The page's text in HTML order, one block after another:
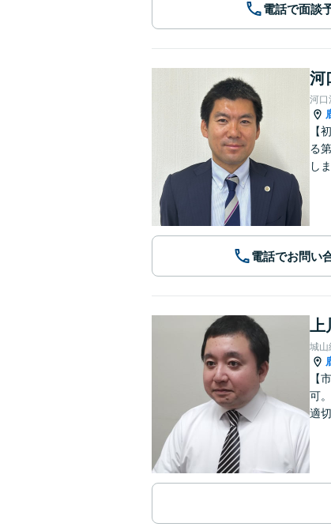
電話で面談
河
河口
【
る
し
電話でお問い
上
城山
【
可
適